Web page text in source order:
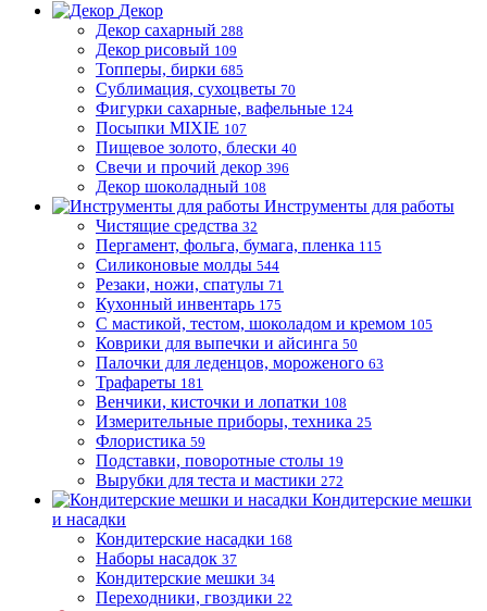
Декор
Декор сахарный 288
Декор рисовый 109
Топперы, бирки 685
Сублимация, сухоцветы 70
Фигурки сахарные, вафельные 124
Посыпки MIXIE 107
Пищевое золото, блески 40
Свечи и прочий декор 396
Декор шоколадный 108
Инструменты для работы
Чистящие средства 32
Пергамент, фольга, бумага, пленка 115
Силиконовые молды 544
Резаки, ножи, спатулы 71
Кухонный инвентарь 175
С мастикой, тестом, шоколадом и кремом 105
Коврики для выпечки и айсинга 50
Палочки для леденцов, мороженого 63
Трафареты 181
Венчики, кисточки и лопатки 108
Измерительные приборы, техника 25
Флористика 59
Подставки, поворотные столы 19
Вырубки для теста и мастики 272
Кондитерские мешки
и насадки
Кондитерские насадки 168
Наборы насадок 37
Кондитерские мешки 34
Переходники, гвоздики 22